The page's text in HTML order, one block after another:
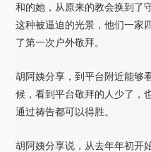
和的她，从原来的教会换到了
这种被逼迫的光景，他们一家
了第一次户外敬拜。
胡阿姨分享，到平台附近能够
候，看到平台敬拜的人少了，
通过祷告都可以得胜。
胡阿姨分享说，从去年年初开